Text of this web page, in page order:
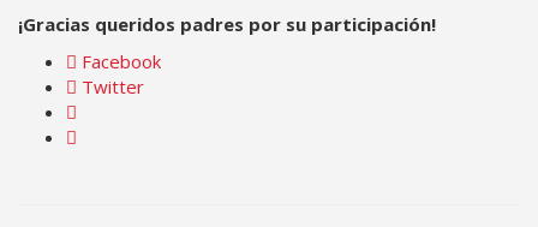
¡Gracias queridos padres por su participación!
Facebook
Twitter